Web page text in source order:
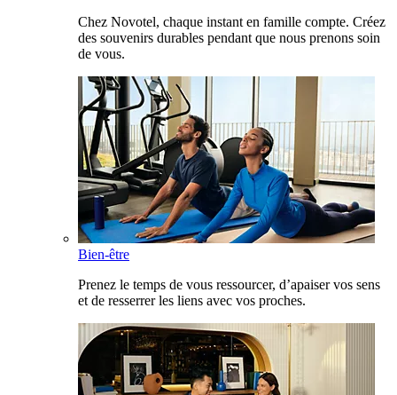
Chez Novotel, chaque instant en famille compte. Créez
des souvenirs durables pendant que nous prenons soin
de vous.
Bien-être
Prenez le temps de vous ressourcer, d’apaiser vos sens
et de resserrer les liens avec vos proches.